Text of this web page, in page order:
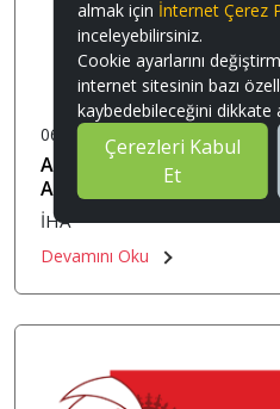
06.05.2026
ATAŞEHİR'DE KURBALIK
ALANLARI BELİRLENDİ
İHA
Devamını Oku
almak için İnternet Çerez
inceleyebilirsiniz.
Cookie ayarlarını
internet sitesinin bazı
kaybedebileceğini dikkate
Çerezleri Kabul
Et